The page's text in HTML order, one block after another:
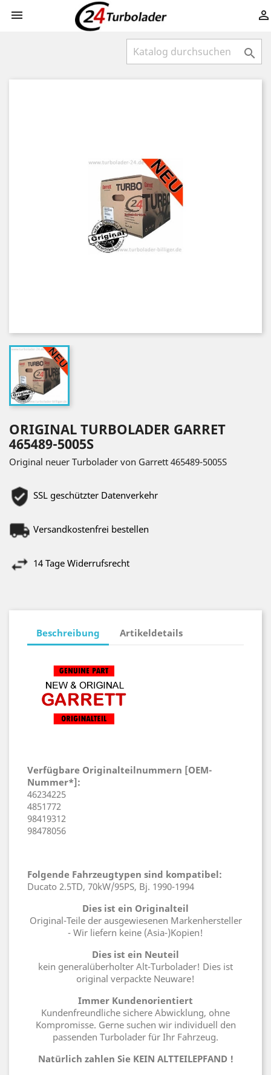
 

ORIGINAL TURBOLADER GARRET
465489-5005S
Original neuer Turbolader von Garrett 465489-5005S
SSL geschützter Datenverkehr
Versandkostenfrei bestellen
14 Tage Widerrufsrecht
Beschreibung Artikeldetails
Verfügbare Originalteilnummern [OEM-
Nummer*]:
46234225
4851772
98419312
98478056
Folgende Fahrzeugtypen sind kompatibel:
Ducato 2.5TD, 70kW/95PS, Bj. 1990-1994
Dies ist ein Originalteil
Original-Teile der ausgewiesenen Markenhersteller
- Wir liefern keine (Asia-)Kopien!
Dies ist ein Neuteil
kein generalüberholter Alt-Turbolader! Dies ist
original verpackte Neuware!
Immer Kundenorientiert
Kundenfreundliche sichere Abwicklung, ohne
Kompromisse. Gerne suchen wir individuell den
passenden Turbolader für Ihr Fahrzeug.
Natürlich zahlen Sie KEIN ALTTEILEPFAND !